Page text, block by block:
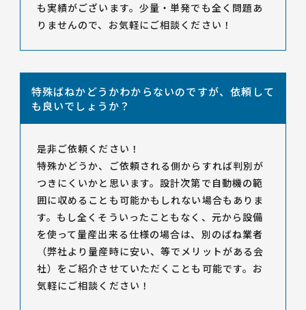
も実績がございます。少量・単発でも全く問題あ
りませんので、お気軽にご相談ください！
特殊ばねかどうかわからないのですが、依頼して
も良いでしょうか？
是非ご依頼ください！
特殊かどうか、ご依頼される側からすれば判別が
つきにくいかと思います。設計次第で自動機の範
囲に収めることも可能かもしれない場合もありま
す。もし全くそういったこともなく、元から設備
を使って量産出来る仕様の場合は、別のばね業者
（弊社より量産時に安い、等でメリットがある会
社）をご紹介させていただくことも可能です。お
気軽にご相談ください！